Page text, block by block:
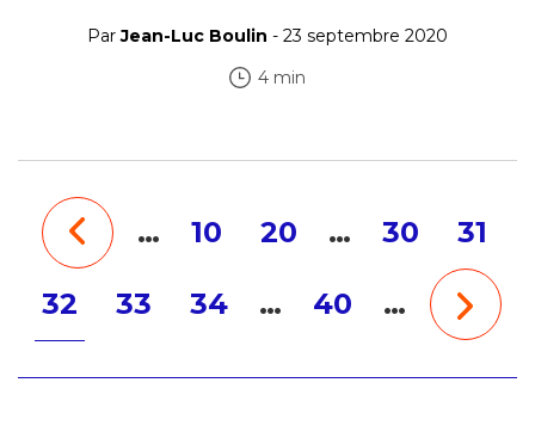
ParJean-Luc Boulin - 23 septembre 2020
4 min
… 10 20 … 30 31
32 33 34 … 40 …